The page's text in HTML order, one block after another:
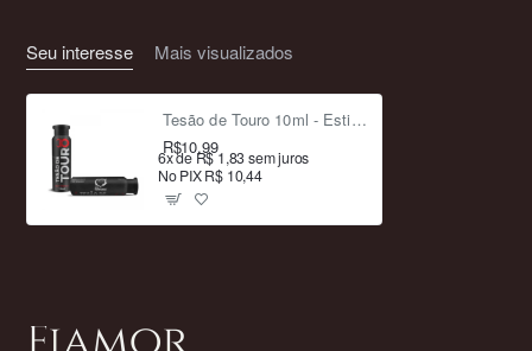
Seu interesse Mais visualizados
Tesão de Touro 10ml - Estimulante Afrodisíaco Masculino com Taurina
R$10,99
6x de R$ 1,83 sem juros
No PIX R$ 10,44